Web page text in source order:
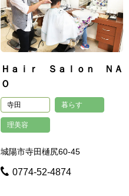
Ｈａｉｒ Ｓａｌｏｎ ＮＡ
Ｏ
寺田 暮らす
理美容
城陽市寺田樋尻60-45
0774-52-4874